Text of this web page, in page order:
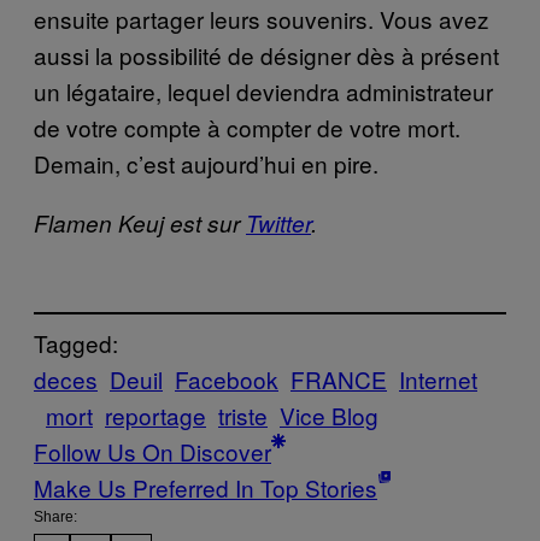
ensuite partager leurs souvenirs. Vous avez
aussi la possibilité de désigner dès à présent
un légataire, lequel deviendra administrateur
de votre compte à compter de votre mort.
Demain, c’est aujourd’hui en pire.
Flamen Keuj est surTwitter.
Tagged:
deces Deuil Facebook FRANCE Internet
mort reportage triste Vice Blog
Follow Us On Discover
Make Us Preferred In Top Stories
Share: